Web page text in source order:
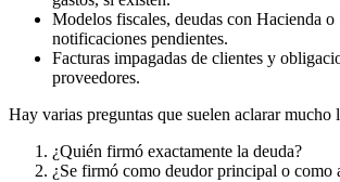
Modelos fiscales, deudas con Hacienda
notificaciones pendientes.
Facturas impagadas de clientes y
proveedores.
Hay varias preguntas que suelen aclarar mucho
¿Quién firmó exactamente la deuda?
¿Se firmó como deudor principal o como